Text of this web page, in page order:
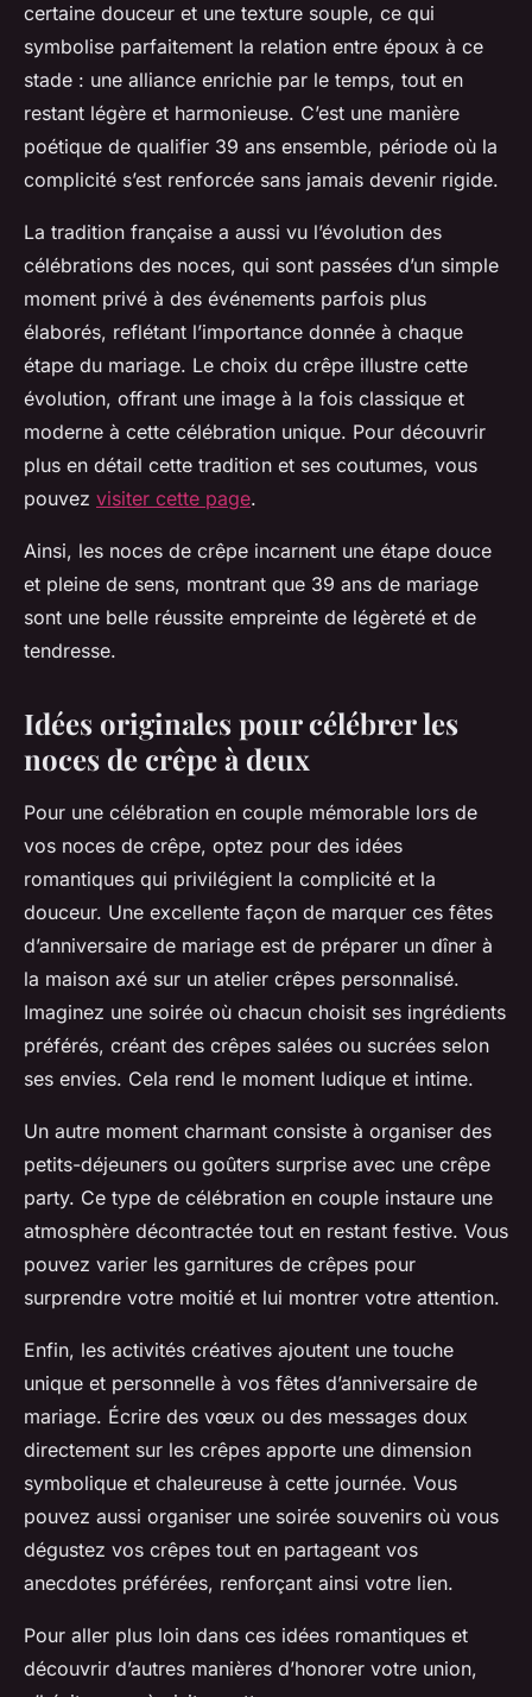
certaine douceur et une texture souple, ce qui
symbolise parfaitement la relation entre époux à ce
stade : une alliance enrichie par le temps, tout en
restant légère et harmonieuse. C’est une manière
poétique de qualifier 39 ans ensemble, période où la
complicité s’est renforcée sans jamais devenir rigide.
La tradition française a aussi vu l’évolution des
célébrations des noces, qui sont passées d’un simple
moment privé à des événements parfois plus
élaborés, reflétant l’importance donnée à chaque
étape du mariage. Le choix du crêpe illustre cette
évolution, offrant une image à la fois classique et
moderne à cette célébration unique. Pour découvrir
plus en détail cette tradition et ses coutumes, vous
pouvez visiter cette page.
Ainsi, les noces de crêpe incarnent une étape douce
et pleine de sens, montrant que 39 ans de mariage
sont une belle réussite empreinte de légèreté et de
tendresse.
Idées originales pour célébrer les
noces de crêpe à deux
Pour une célébration en couple mémorable lors de
vos noces de crêpe, optez pour des idées
romantiques qui privilégient la complicité et la
douceur. Une excellente façon de marquer ces fêtes
d’anniversaire de mariage est de préparer un dîner à
la maison axé sur un atelier crêpes personnalisé.
Imaginez une soirée où chacun choisit ses ingrédients
préférés, créant des crêpes salées ou sucrées selon
ses envies. Cela rend le moment ludique et intime.
Un autre moment charmant consiste à organiser des
petits-déjeuners ou goûters surprise avec une crêpe
party. Ce type de célébration en couple instaure une
atmosphère décontractée tout en restant festive. Vous
pouvez varier les garnitures de crêpes pour
surprendre votre moitié et lui montrer votre attention.
Enfin, les activités créatives ajoutent une touche
unique et personnelle à vos fêtes d’anniversaire de
mariage. Écrire des vœux ou des messages doux
directement sur les crêpes apporte une dimension
symbolique et chaleureuse à cette journée. Vous
pouvez aussi organiser une soirée souvenirs où vous
dégustez vos crêpes tout en partageant vos
anecdotes préférées, renforçant ainsi votre lien.
Pour aller plus loin dans ces idées romantiques et
découvrir d’autres manières d’honorer votre union,